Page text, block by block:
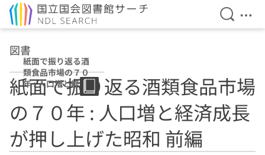
検索を
メ
図書
紙面で振り返る酒
類食品市場の７０
年 : 人口増と経済
成長が押し上げた
昭和 前編
紙面で振り返る酒類食品市場
の７０年 : 人口増と経済成長
が押し上げた昭和 前編